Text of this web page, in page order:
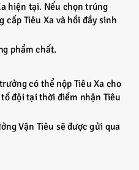
hiện tại. Nếu chọn trúng
cấp Tiêu Xa và hồi đầy sinh
phẩm chất.
có thể nộp Tiêu Xa cho
đội tại thời điểm nhận Tiêu
Vận Tiêu sẽ được gửi qua